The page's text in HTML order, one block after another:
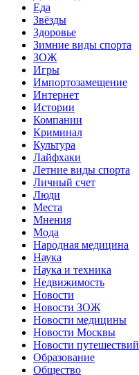
Еда
Звёзды
Здоровье
Зимние виды спорта
ЗОЖ
Игры
Импортозамещение
Интернет
Истории
Компании
Криминал
Культура
Лайфхаки
Летние виды спорта
Личный счет
Люди
Места
Мнения
Мода
Народная медицина
Наука
Наука и техника
Недвижимость
Новости
Новости ЗОЖ
Новости медицины
Новости Москвы
Новости путешествий
Образование
Общество